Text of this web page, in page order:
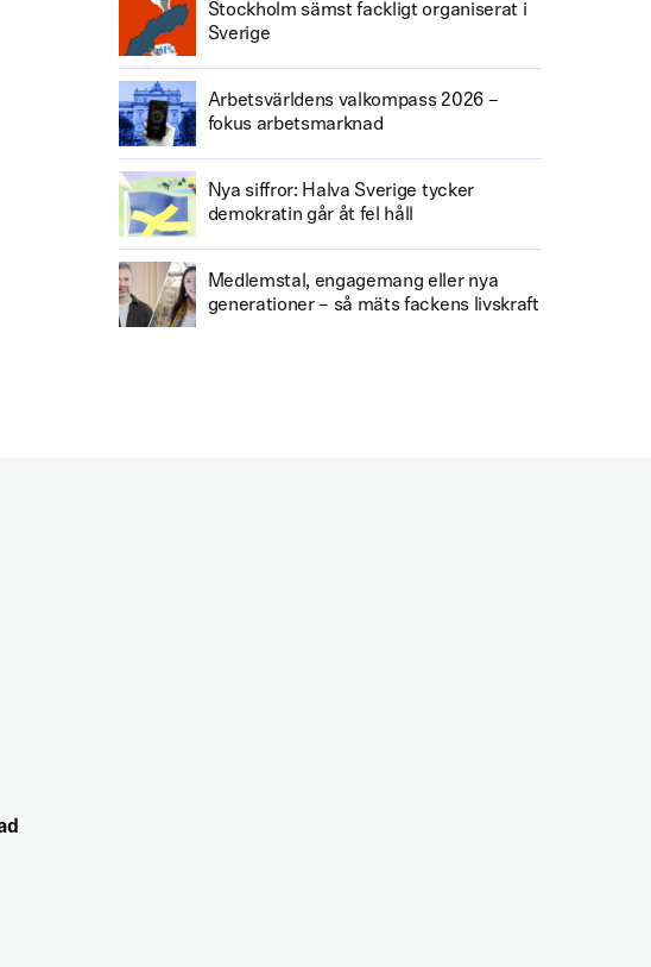
Stockholm sämst fackligt organiserat i
Sverige
Arbetsvärldens valkompass 2026 –
fokus arbetsmarknad
Nya siffror: Halva Sverige tycker
demokratin går åt fel håll
Medlemstal, engagemang eller nya
generationer – så mäts fackens livskraft